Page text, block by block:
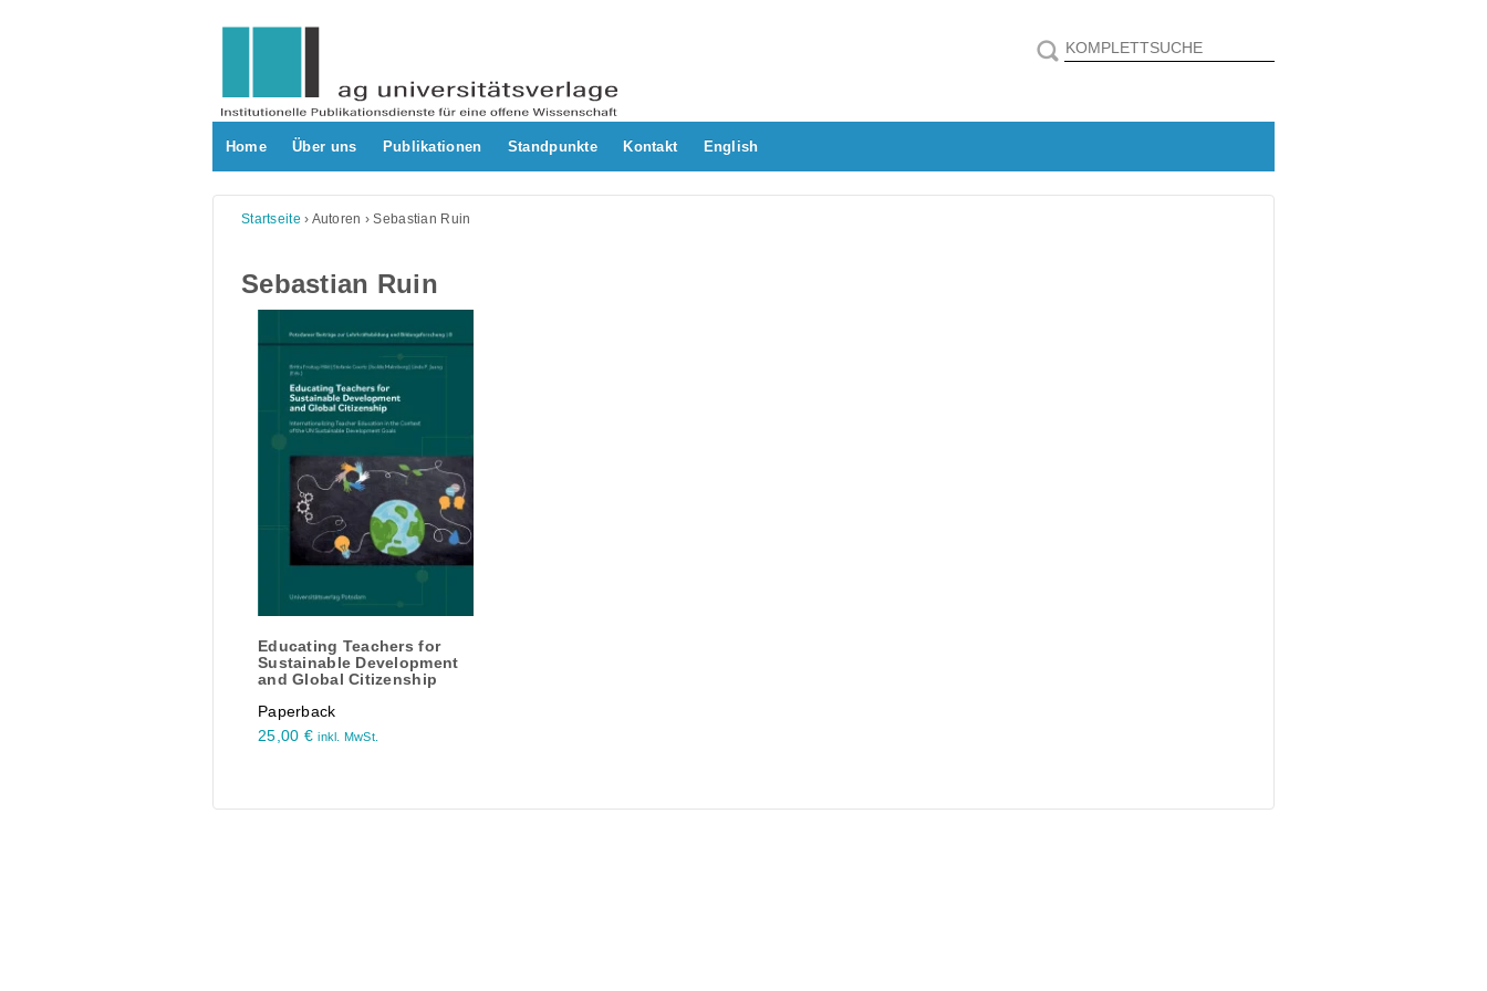
Home Über uns Publikationen Standpunkte Kontakt English
Startseite › Autoren ›Sebastian Ruin
Sebastian Ruin
Educating Teachers for
Sustainable Development
and Global Citizenship
Paperback
25,00 € inkl. MwSt.